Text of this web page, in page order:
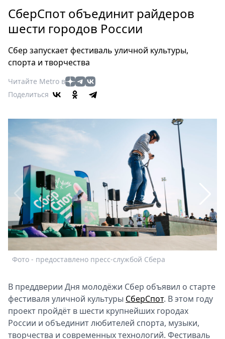
Россия
Мир
Еда
Туризм
Мода
Театр
Афиша
Пресс-
релизы
О
Metro
Стримы
Спецпроекты
Звезды
Выборы
Скачай
Metro
СберСпот объединит райдеров
шести городов России
Сбер запускает фестиваль уличной культуры,
спорта и творчества
Читайте Metro в
Поделиться
Фото - предоставлено пресс-службой Сбера
В преддверии Дня молодёжи Сбер объявил о старте
фестиваля уличной культуры СберСпот. В этом году
проект пройдёт в шести крупнейших городах
России и объединит любителей спорта, музыки,
творчества и современных технологий. Фестиваль